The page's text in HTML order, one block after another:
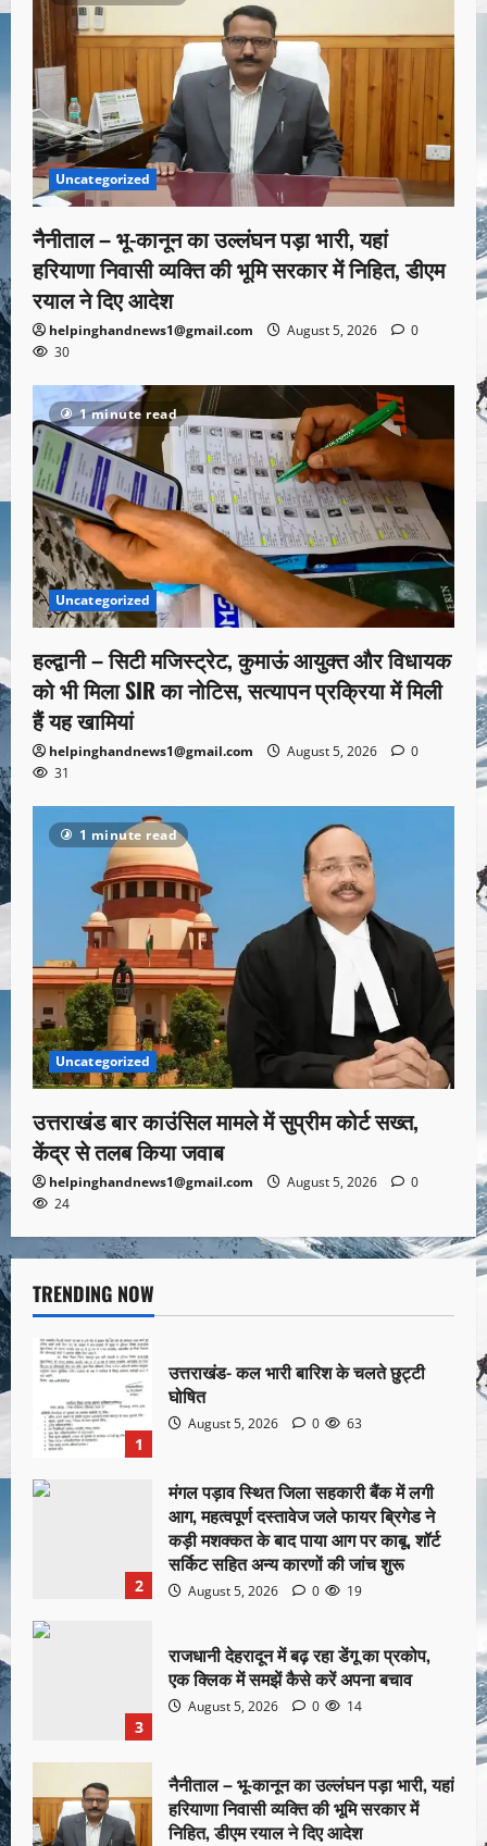
Uncategorized
नैनीताल – भू-कानून का उल्लंघन पड़ा भारी, यहां
हरियाणा निवासी व्यक्ति की भूमि सरकार में निहित, डीएम
रयाल ने दिए आदेश
helpinghandnews1@gmail.com August 5, 2026
0
30
1 minute read
Uncategorized
हल्द्वानी – सिटी मजिस्ट्रेट, कुमाऊं आयुक्त और विधायक
को भी मिला SIR का नोटिस, सत्यापन प्रक्रिया में मिली
हैं यह खामियां
helpinghandnews1@gmail.com August 5, 2026
0
31
1 minute read
Uncategorized
उत्तराखंड बार काउंसिल मामले में सुप्रीम कोर्ट सख्त,
केंद्र से तलब किया जवाब
helpinghandnews1@gmail.com August 5, 2026
0
24
TRENDING NOW
1
उत्तराखंड- कल भारी बारिश के चलते छुट्टी
घोषित
August 5, 2026 0 63
2
मंगल पड़ाव स्थित जिला सहकारी बैंक में लगी
आग, महत्वपूर्ण दस्तावेज जले फायर ब्रिगेड ने
कड़ी मशक्कत के बाद पाया आग पर काबू, शॉर्ट
सर्किट सहित अन्य कारणों की जांच शुरू
August 5, 2026 0 19
3
राजधानी देहरादून में बढ़ रहा डेंगू का प्रकोप,
एक क्लिक में समझें कैसे करें अपना बचाव
August 5, 2026 0 14
नैनीताल – भू-कानून का उल्लंघन पड़ा भारी, यहां
हरियाणा निवासी व्यक्ति की भूमि सरकार में
निहित, डीएम रयाल ने दिए आदेश